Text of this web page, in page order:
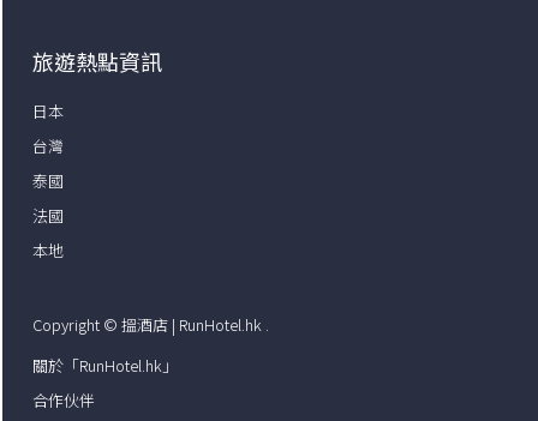
旅遊熱點資訊
日本
台灣
泰國
法國
本地
Copyright © 搵酒店 | RunHotel.hk
關於「RunHotel.hk」
合作伙伴